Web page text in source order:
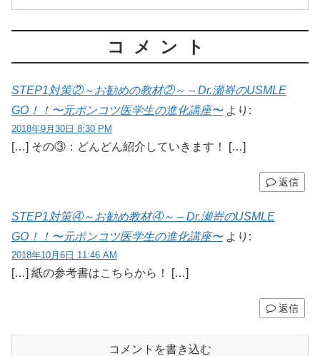
コメント
STEP1対策②～お勧めの教材②～ – Dr.瀬嵜のUSMLE
GO！！〜元ポンコツ医学生の進化講座〜 より:
2018年9月30日 8:30 PM
[…] その③：どんどん紹介していきます！ […]
返信
STEP1対策④～お勧め教材④～ – Dr.瀬嵜のUSMLE
GO！！〜元ポンコツ医学生の進化講座〜 より:
2018年10月6日 11:46 AM
[…] 紙の参考書はこちらから！ […]
返信
コメントを書き込む